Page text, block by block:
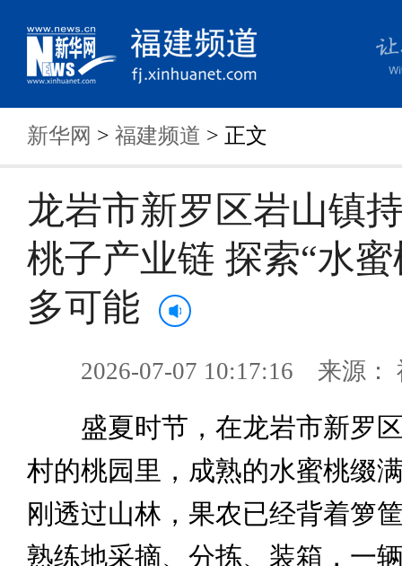
新华网 > 福建频道 > 正文
龙岩市新罗区岩山镇
桃子产业链 探索“水
多可能
2026-07-07 10:17:16 来源：
盛夏时节，在龙岩市新罗区
村的桃园里，成熟的水蜜桃缀
刚透过山林，果农已经背着箩
熟练地采摘、分拣、装箱，一